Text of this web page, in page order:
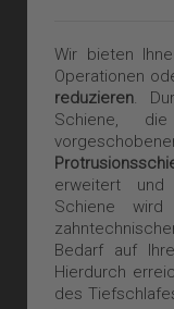
Wir bieten
Operationen
reduzieren.
Schiene,
erweitert
Schiene
Bedarf auf
Hierdurch
des